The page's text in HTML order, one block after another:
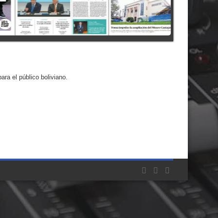
el público boliviano.